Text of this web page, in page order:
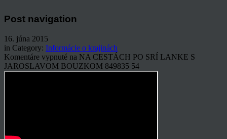
Post navigation
16. júna 2015
in Category: Informácie o krajinách
Komentáre vypnuté na NA CESTÁCH PO SRÍ LANKE S
JAROSLAVOM BOUZKOM 849835 54